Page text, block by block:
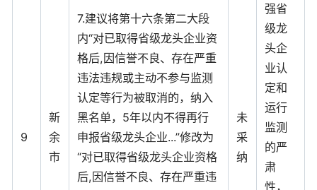
9
新
余
市
7.建议将第十六条第二大段
内“对已取得省级龙头企业资
格后,因信誉不良、存在严重
违法违规或主动不参与监测
认定等行为被取消的，纳入
黑名单，5年以内不得再行
申报省级龙头企业...”修改为
“对已取得省级龙头企业资格
后,因信誉不良、存在严重违
未
采
纳
强省
级龙
头企
业认
定和
运行
监测
的严
肃
性，